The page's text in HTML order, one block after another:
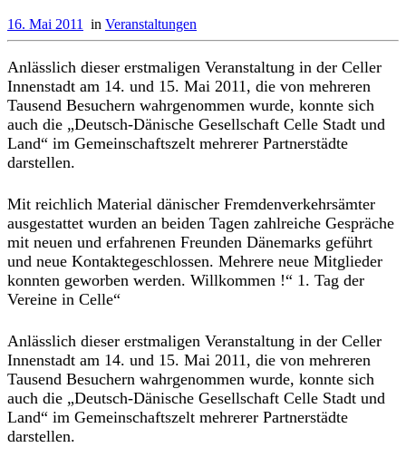
16. Mai 2011 in Veranstaltungen
Anlässlich dieser erstmaligen Veranstaltung in der Celler
Innenstadt am 14. und 15. Mai 2011, die von mehreren
Tausend Besuchern wahrgenommen wurde, konnte sich
auch die „Deutsch-Dänische Gesellschaft Celle Stadt und
Land“ im Gemeinschaftszelt mehrerer Partnerstädte
darstellen.
Mit reichlich Material dänischer Fremdenverkehrsämter
ausgestattet wurden an beiden Tagen zahlreiche Gespräche
mit neuen und erfahrenen Freunden Dänemarks geführt
und neue Kontaktegeschlossen. Mehrere neue Mitglieder
konnten geworben werden. Willkommen !“ 1. Tag der
Vereine in Celle“
Anlässlich dieser erstmaligen Veranstaltung in der Celler
Innenstadt am 14. und 15. Mai 2011, die von mehreren
Tausend Besuchern wahrgenommen wurde, konnte sich
auch die „Deutsch-Dänische Gesellschaft Celle Stadt und
Land“ im Gemeinschaftszelt mehrerer Partnerstädte
darstellen.